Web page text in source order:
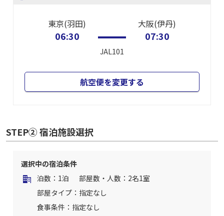
東京(羽田)
06:30
JAL101
大阪(伊丹)
07:30
航空便を変更する
STEP② 宿泊施設選択
選択中の宿泊条件
泊数：1泊
部屋数・人数：2名1室
部屋タイプ：指定なし
食事条件：指定なし